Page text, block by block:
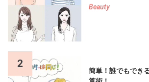
Beauty
2
簡単！誰でもでき